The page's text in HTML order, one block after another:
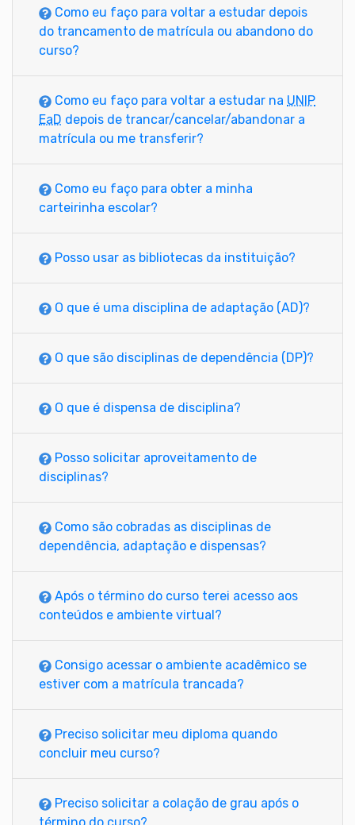
do trancamento de matrícula ou abandono do
curso?
Como eu faço para voltar a estudar na UNIP
EaD depois de trancar/cancelar/abandonar a
matrícula ou me transferir?
carteirinha escolar?
Posso usar as bibliotecas da instituição?
O que é uma disciplina de adaptação (AD)?
O que são disciplinas de dependência (DP)?
O que é dispensa de disciplina?
disciplinas?
dependência, adaptação e dispensas?
conteúdos e ambiente virtual?
estiver com a matrícula trancada?
concluir meu curso?